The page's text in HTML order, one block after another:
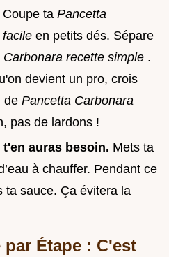
Coupe ta Pancetta
facile en petits dés. Sépare
recette simple .
devient un pro, crois
de Pancetta Carbonara
pas de lardons !
auras besoin. Mets ta
à chauffer. Pendant ce
ta sauce. Ça évitera la
par Étape : C'est